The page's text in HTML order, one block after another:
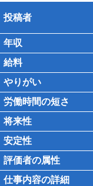
投稿者
年収
給料
やりがい
労働時間の短さ
将来性
安定性
評価者の属性
仕事内容の詳細